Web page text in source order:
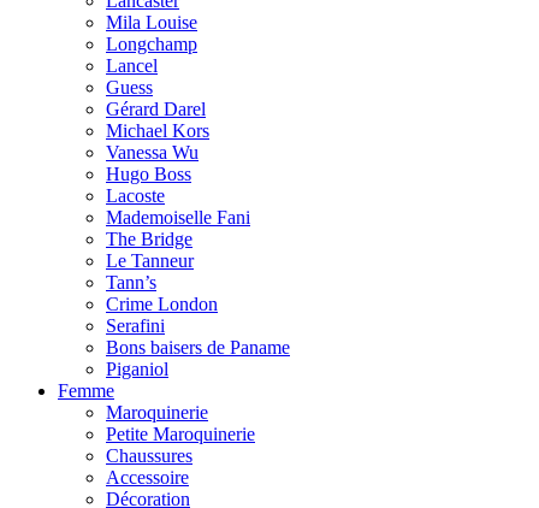
Mila Louise
Longchamp
Lancel
Guess
Gérard Darel
Michael Kors
Vanessa Wu
Hugo Boss
Lacoste
Mademoiselle Fani
The Bridge
Le Tanneur
Tann’s
Crime London
Serafini
Bons baisers de Paname
Piganiol
Femme
Maroquinerie
Petite Maroquinerie
Chaussures
Accessoire
Décoration